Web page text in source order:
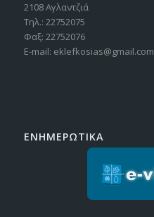
2108 Αγλαντζιά
Τηλ.: 22752075
Φαξ: 22752076
E-mail: eklefkosias@gmail.com
ΕΝΗΜΕΡΩΤΙΚΑ